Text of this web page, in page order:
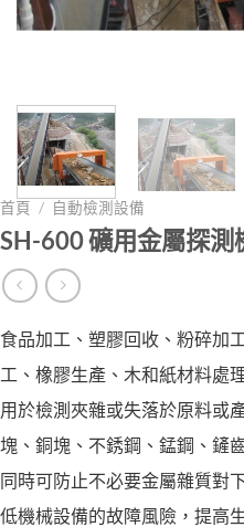
首頁 / 自動檢測設備
SH-600 礦用金屬探測
食品加工、塑膠回收、粉碎加
工、橡膠生產、木和紙材料處
用於檢測夾雜或失落於原料或
塊、銅塊、不銹鋼、錳鋼、鏟
同時可防止不必要金屬雜質對
低機械設備的故障風險，提高